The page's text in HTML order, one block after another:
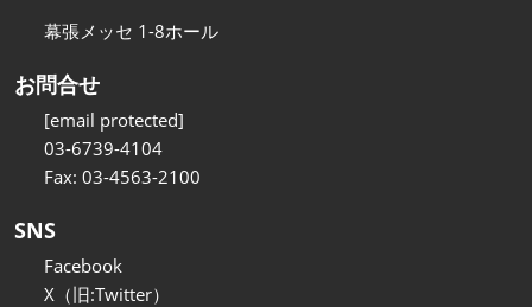
幕張メッセ 1-8ホール
お問合せ
[email protected]
03-6739-4104
Fax: 03-4563-2100
SNS
Facebook
X（旧:Twitter）